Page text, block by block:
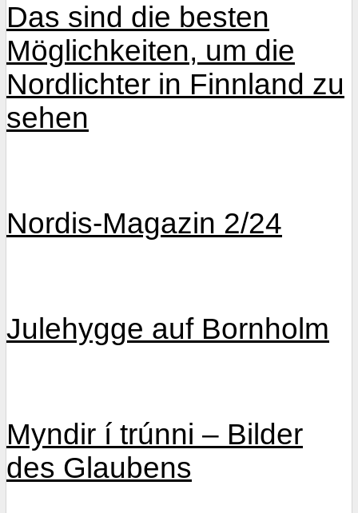
Das sind die besten
Möglichkeiten, um die
Nordlichter in Finnland zu
sehen
Nordis-Magazin 2/24
Julehygge auf Bornholm
Myndir í trúnni – Bilder
des Glaubens